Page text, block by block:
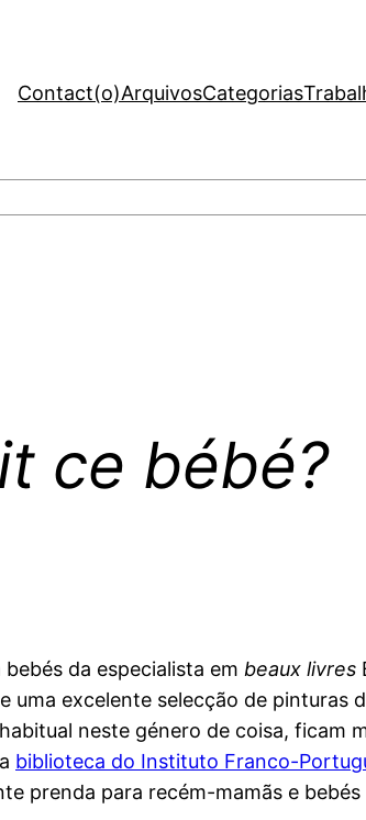
Contact(o)ArquivosCategorias
ce bébé?
da especialista em beaux livres
uma excelente selecção de
neste género de coisa, ficam
biblioteca do Instituto Franco-
prenda para recém-mamãs e